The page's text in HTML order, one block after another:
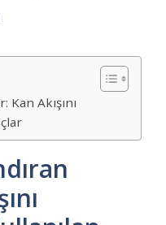
Kan Akışını